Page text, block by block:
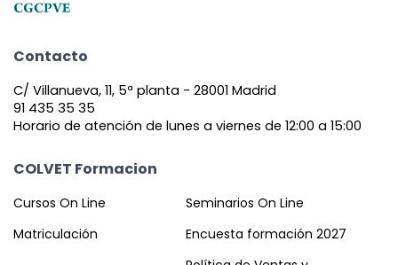
Contacto
C/ Villanueva, 11, 5ª planta - 28001 Madrid
91 435 35 35
Horario de atención de lunes a viernes de 12:00 a 15:00
COLVET Formacion
Cursos On Line
Seminarios On Line
Matriculación
Encuesta formación 2027